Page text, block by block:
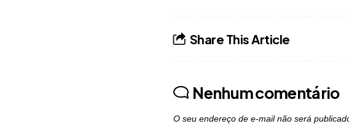
Share This Article
Nenhum comentário
O seu endereço de e-mail não será